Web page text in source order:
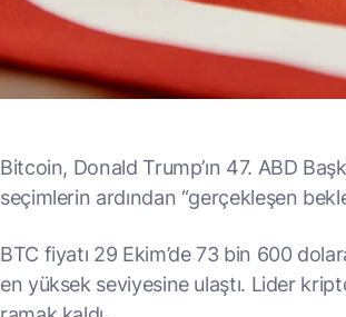
Bitcoin, Donald Trump’ın 47. ABD
seçimlerin ardından “gerçekleşen
BTC fiyatı 29 Ekim’de 73 bin 600
en yüksek seviyesine ulaştı. Lider